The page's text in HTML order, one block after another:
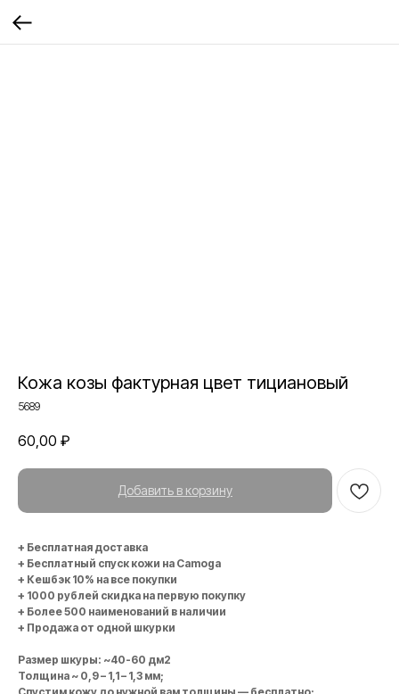
Кожа козы фактурная цвет тициановый
5689
60,00 ₽
Добавить в корзину
+ Бесплатная доставка
+ Бесплатный спуск кожи на Camoga
+ Кешбэк 10% на все покупки
+ 1000 рублей скидка на первую покупку
+ Более 500 наименований в наличии
+ Продажа от одной шкурки
Размер шкуры: ~40-60 дм2
Толщина ~ 0,9 – 1,1 – 1,3 мм;